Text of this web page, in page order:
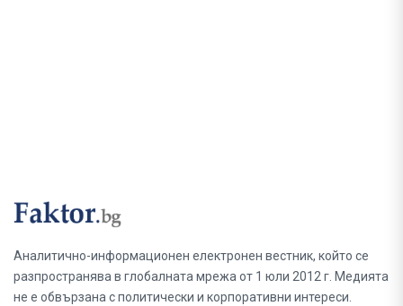
Аналитично-информационен електронен вестник, който се
разпространява в глобалната мрежа от 1 юли 2012 г. Медията
не е обвързана с политически и корпоративни интереси.